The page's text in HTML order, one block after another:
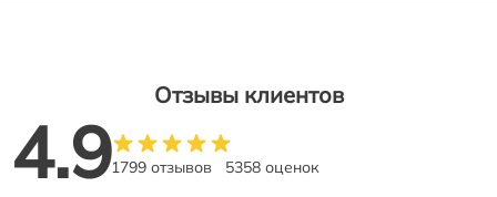
Отзывы клиентов
4.91799 отзывов 5358 оценок